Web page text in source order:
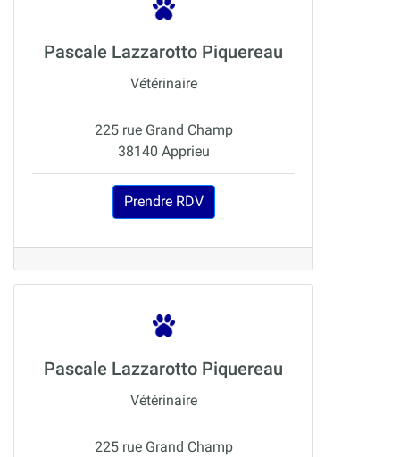
Pascale Lazzarotto Piquereau
Vétérinaire
225 rue Grand Champ
38140 Apprieu
Prendre RDV
Pascale Lazzarotto Piquereau
Vétérinaire
225 rue Grand Champ